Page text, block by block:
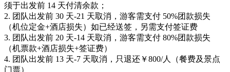
须于出发前 14 天付清余款；
2. 团队出发前 30 天-21 天取消，游客需支付 50%团款损失
（机位定金+酒店损失）如已经送签，另需支付签证费
3. 团队出发前 20 天-14 天取消，游客需支付 80%团款损失
（机票款+酒店损失+签证费）
4. 团队出发前 13 天-7 天取消，只退还￥800/人（餐费及景点
门票）